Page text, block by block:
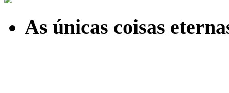
As únicas coisas